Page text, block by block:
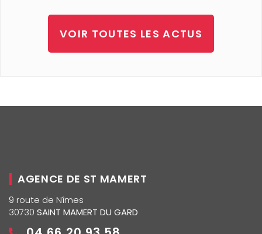
VOIR TOUTES LES ACTUS
AGENCE DE ST MAMERT
9 route de Nîmes
30730 SAINT MAMERT DU GARD